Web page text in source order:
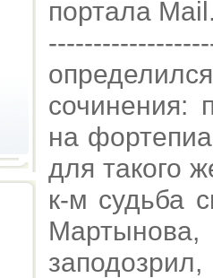
портала
сочинения:
на
для такого
к-м судьба